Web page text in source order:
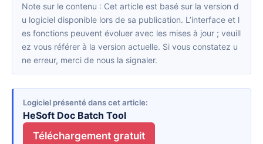
Note sur le contenu : Cet article est basé sur la version d
u logiciel disponible lors de sa publication. L’interface et l
es fonctions peuvent évoluer avec les mises à jour ; veuill
ez vous référer à la version actuelle. Si vous constatez u
ne erreur, merci de nous la signaler.
Logiciel présenté dans cet article
HeSoft Doc Batch Tool
Téléchargement gratuit